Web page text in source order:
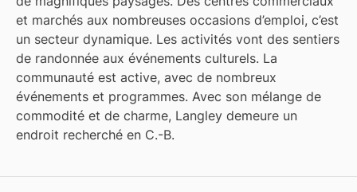
et marchés aux nombreuses occasions d’emploi, c’est
un secteur dynamique. Les activités vont des sentiers
de randonnée aux événements culturels. La
communauté est active, avec de nombreux
événements et programmes. Avec son mélange de
commodité et de charme, Langley demeure un
endroit recherché en C.-B.